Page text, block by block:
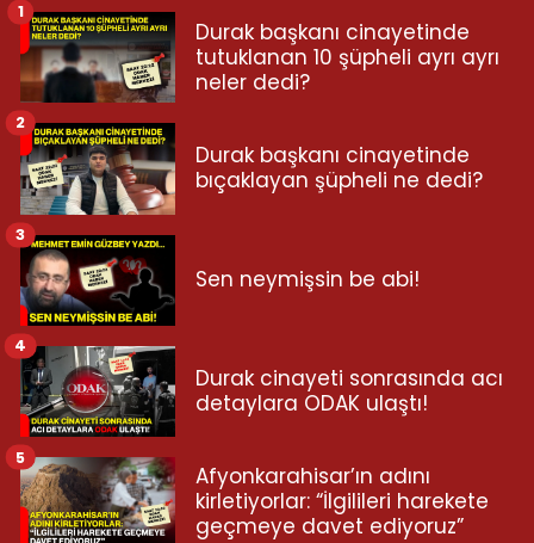
Durak başkanı cinayetinde
tutuklanan 10 şüpheli ayrı ayrı
neler dedi?
1
Durak başkanı cinayetinde
bıçaklayan şüpheli ne dedi?
2
Sen neymişsin be abi!
3
Durak cinayeti sonrasında acı
detaylara ODAK ulaştı!
4
Afyonkarahisar’ın adını
kirletiyorlar: “İlgilileri harekete
geçmeye davet ediyoruz”
5